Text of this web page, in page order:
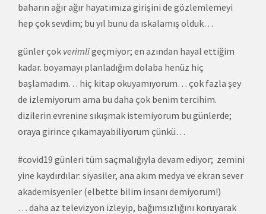
baharın ağır ağır hayatımıza girişini de gözlemlemeyi
hep çok sevdim; bu yıl bunu da ıskalamış olduk…
günler çok verimligeçmiyor; en azından hayal ettiğim
kadar. boyamayı planladığım dolaba henüz hiç
başlamadım… hiç kitap okuyamıyorum… çok fazla şey
de izlemiyorum ama bu daha çok benim tercihim.
dizilerin evrenine sıkışmak istemiyorum bu günlerde;
oraya girince çıkamayabiliyorum çünkü…
#covid19 günleri tüm saçmalığıyla devam ediyor; zemini
yine kaydırdılar: siyasiler, ana akım medya ve ekran sever
akademisyenler (elbette bilim insanı demiyorum!)
… daha az televizyon izleyip, bağımsızlığını koruyarak